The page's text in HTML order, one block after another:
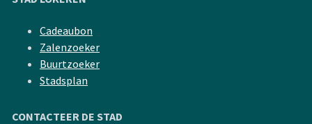
Cadeaubon
Zalenzoeker
Buurtzoeker
Stadsplan
CONTACTEER DE STAD